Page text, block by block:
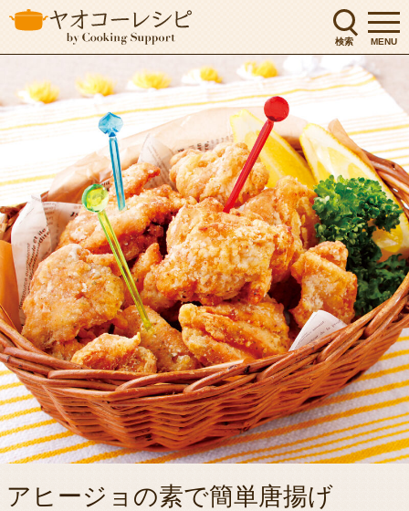
検索 MENU
アヒージョの素で簡単唐揚げ